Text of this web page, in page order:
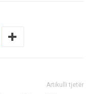
Artikulli tjetër